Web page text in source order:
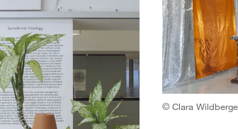
© Clara